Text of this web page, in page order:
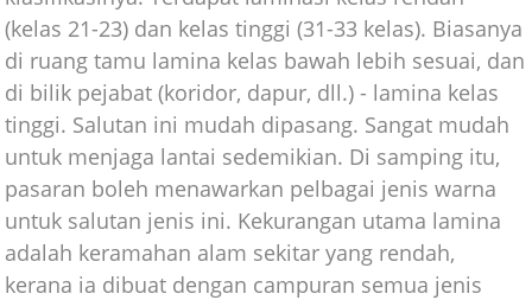
(kelas 21-23) dan kelas tinggi (31-33 kelas). Biasanya
di ruang tamu lamina kelas bawah lebih sesuai, dan
di bilik pejabat (koridor, dapur, dll.) - lamina kelas
tinggi. Salutan ini mudah dipasang. Sangat mudah
untuk menjaga lantai sedemikian. Di samping itu,
pasaran boleh menawarkan pelbagai jenis warna
untuk salutan jenis ini. Kekurangan utama lamina
adalah keramahan alam sekitar yang rendah,
kerana ia dibuat dengan campuran semua jenis